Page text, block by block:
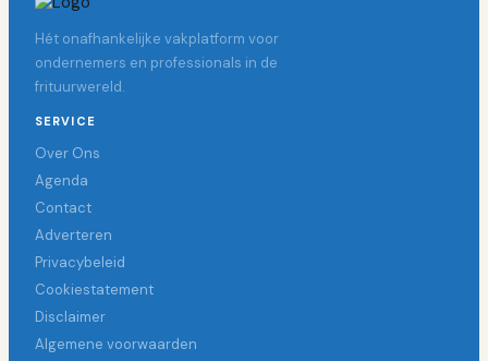
Hét onafhankelijke vakplatform voor
ondernemers en professionals in de
frituurwereld.
SERVICE
Over Ons
Agenda
Contact
Adverteren
Privacybeleid
Cookiestatement
Disclaimer
Algemene voorwaarden